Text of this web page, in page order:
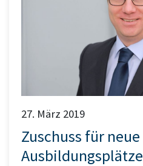
27. März 2019
Zuschuss für neue
Ausbildungsplätze